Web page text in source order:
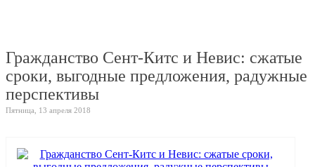
Гражданство Сент-Китс и Невис: сжатые
сроки, выгодные предложения, радужные
перспективы
Пятница, 13 апреля 2018